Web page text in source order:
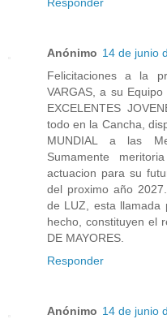
Responder
Anónimo 14 de junio
Felicitaciones a la
VARGAS, a su
EXCELENTES
todo en la Cancha,
MUNDIAL a las
Sumamente
actuacion para su
del proximo año
de LUZ, esta llamada
hecho, constituyen el
DE MAYORES.
Responder
Anónimo 14 de junio